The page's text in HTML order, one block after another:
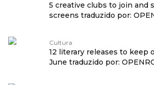
5 creative clubs to join and
screens traduzido por:
Cultura
12 literary releases to keep
June traduzido por: